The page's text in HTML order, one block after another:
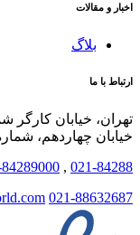
اخبار و مقالات
بلاگ
ارتباط با ما
تهران، خیابان کارگر
خیابان چهاردهم، شماره ۱۹۴۱ - کدپستی
021-84288
,
021-88632687